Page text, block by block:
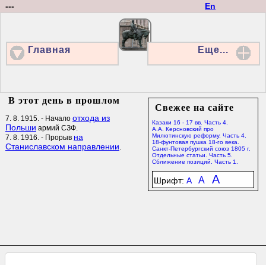
En
---
Главная Еще...
Свежее на сайте
Казаки 16 - 17 вв. Часть 4.
А.А. Керсновский про
Милютинскую реформу. Часть 4.
18-фунтовая пушка 18-го века.
Санкт-Петербургский союз 1805 г.
Отдельные статьи. Часть 5.
Сближение позиций. Часть 1.
Шрифт: A A A
В этот день в прошлом
7. 8. 1915. - Начало отхода из
Польши армий СЗФ.
7. 8. 1916. - Прорыв на
Станиславском направлении.